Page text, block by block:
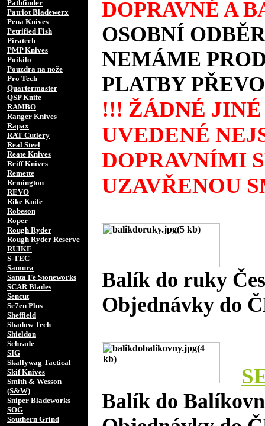
Pathfinder
Patriot Bladewerx
Pena Knives
Petrified Fish
Piratech
PMP Knives
Poikilo
Pouzdra na nože
Pro Tech
Quartermaster
QSP Knife
RAMBO
Ranger Knives
Rapax
RAT Cutlery
Real Steel
Reate Knives
Reiff Knives
Remette
Remington
REVO
Rike Knife
Robeson
Roper
Rough Ryder
Rough Ryder Reserve
RUIKE
S-TEC
Samura
Santa Fe Stoneworks
SCAR Blades
Sencut
Se7en Plus
Sheffield
Shadow Tech
Shieldon
Schrade
SIG
Skallywag Tactical
Skif Knives
Smith & Wesson
(S&W)
Sniper Bladeworks
SOG
Southern Grind
DOPRAVNÉ A
OSOBNÍ
NEMÁME
PLATBY
!!! ŽÁDNÉ JINÉ
UVEDENÉ
DOPRAVNÍMI
UZAVŘENOU
Balík do ruky
Objednávky do
Balík do